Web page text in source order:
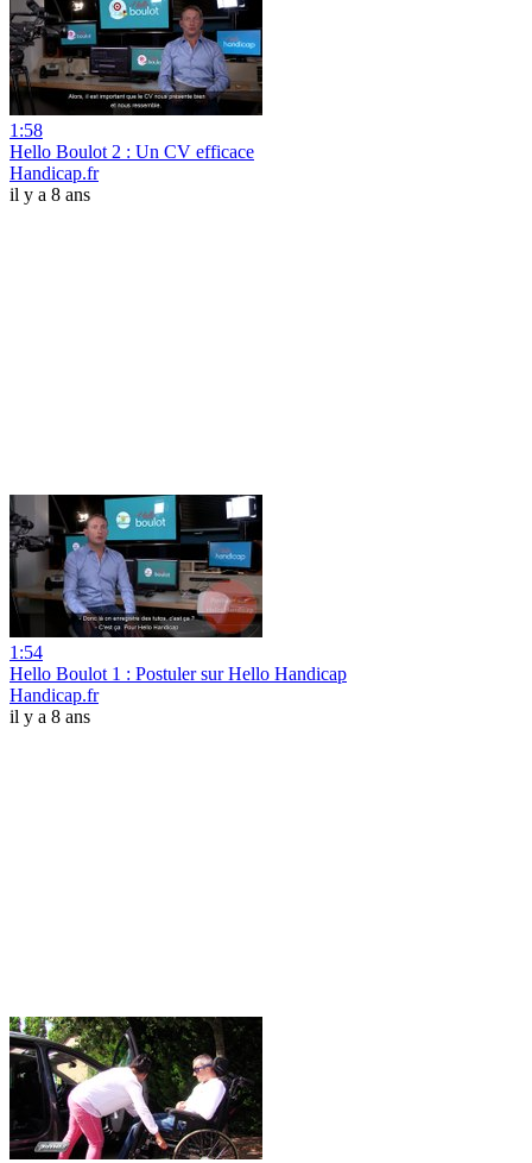
1:58
Hello Boulot 2 : Un CV efficace
Handicap.fr
il y a 8 ans
1:54
Hello Boulot 1 : Postuler sur Hello Handicap
Handicap.fr
il y a 8 ans